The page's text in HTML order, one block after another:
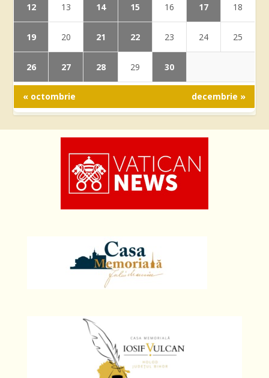
12 13 14 15 16 17 18
19 20 21 22 23 24 25
26 27 28 29 30
« octombrie decembrie »